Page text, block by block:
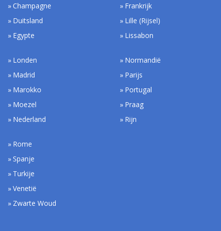
Champagne
Duitsland
Egypte
Frankrijk
Lille (Rijsel)
Lissabon
Londen
Madrid
Marokko
Moezel
Nederland
Normandië
Parijs
Portugal
Praag
Rijn
Rome
Spanje
Turkije
Venetië
Zwarte Woud